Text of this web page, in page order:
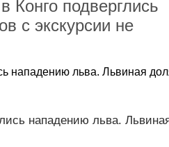
Конго подверглись
с экскурсии не
нападению льва. Львиная
нападению льва.